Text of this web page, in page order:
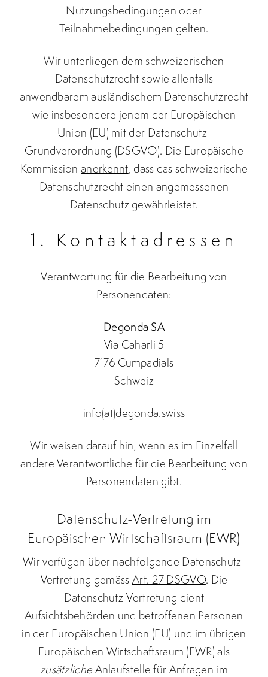
Nutzungsbedingungen oder
Teilnahmebedingungen gelten.
Wir unterliegen dem schweizerischen
Datenschutzrecht sowie allenfalls
anwendbarem ausländischem Datenschutzrecht
wie insbesondere jenem der Europäischen
Union (EU) mit der Datenschutz-
Grundverordnung (DSGVO). Die Europäische
Kommissionanerkennt, dass das schweizerische
Datenschutzrecht einen angemessenen
Datenschutz gewährleistet.
1. Kontaktadressen
Verantwortung für die Bearbeitung von
Personendaten:
Degonda SA
Via Caharli 5
7176 Cumpadials
Schweiz
info(at)degonda.swiss
Wir weisen darauf hin, wenn es im Einzelfall
andere Verantwortliche für die Bearbeitung von
Personendaten gibt.
Datenschutz-Vertretung im
Europäischen Wirtschaftsraum (EWR)
Wir verfügen über nachfolgende Datenschutz-
Vertretung gemäss Art. 27 DSGVO. Die
Datenschutz-Vertretung dient
Aufsichtsbehörden und betroffenen Personen
in der Europäischen Union (EU) und im übrigen
Europäischen Wirtschaftsraum (EWR) als
zusätzlicheAnlaufstelle für Anfragen im